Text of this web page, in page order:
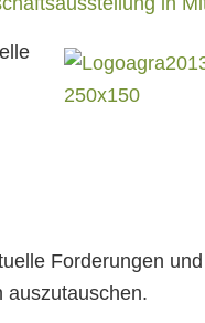
Forderungen
auszutauschen.